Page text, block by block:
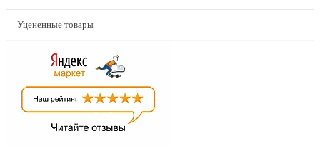
Уцененные товары